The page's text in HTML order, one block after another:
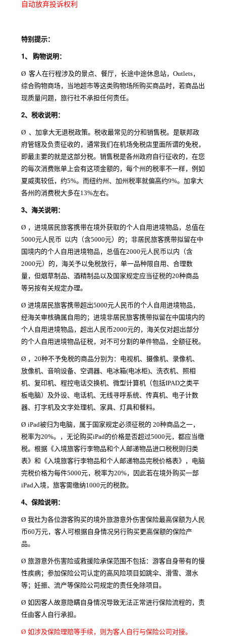
自动放弃投诉权利
特别提示：
1、 购物说明：
Ø 客人在行程涉及的景点、餐厅，长途中途休息站，Outlets，
综合购物商场，当地超市等这类购物场所购买商品时，若商品出
现质量问题，旅行社不承担任何责任。
2、 税收说明：
Ø 、加拿大无退税政策。税收最常见的分和销售税。是联邦政
府管辖及负责征收的，通常我们在机场免税店里面所谓的免税，
即最主要的就是这部分税。销售税是各州政府自行征收的，在您
的每次消费账单上会有这项金额的，每个州的税率不一样，例如
夏威夷较低，约5%。而纽约州、加州税率就偏高约9%。加拿大
各州的消费税大多在13%左右。
3、 海关说明：
Ø ，进境居民旅客携带在境外获取的个人自用进境物品，总值在
5000元人民币 以内（含5000元）的；非居民旅客携带拟留在中
国境内的个人自用进境物品，总值在2000元人民币以内（含
2000元）的，海关予以免税放行，单一品种限自用、合理数
量，但烟草制品、酒精制品以及国家规定应当征税的20种商品
等另按有关规定办理。
Ø 进境居民旅客携带超出5000元人民币的个人自用进境物品，
经海关审核确属自用的；进境非居民旅客携带拟留在中国境内的
个人自用进境物品，超出人民币2000元的，海关仅对超出部分
的个人自用进境物品征税，对不可分割的单件物品，全额征税。
Ø ，20种不予免税的商品分别为：电视机、摄像机、录像机、
放像机、音响设备、空调器、电冰箱(电冰柜)、洗衣机、照相
机、复印机、程控电话交换机、微型计算机（包括IPAD之类平
板电脑）及外设、电话机、无线寻呼系统、传真机、电子计数
器、打字机及文字处理机、家具、灯具和餐料。
Ø iPad被归为电脑，属于国家规定必须征税的 20种商品之一，
税率为20%。，无论购买iPad的价格是否超过5000元，都应当缴
税。根据《入境旅客行李物品和个人邮递物品进口税税则归类
表》和《入境旅客行李物品和个人邮递物品完税价格表》，电脑
完税价格为每件5000元，税率为20%，因此若在境外购买一部
iPad入境，旅客需缴纳1000元的税款。
4、 保险说明：
Ø 我社为各位游客购买的境外旅游意外伤害保险最高保额为人民
币60万元，客人可根据自身情况另行购买更高保额的保险产
品。
Ø 旅游意外伤害险或救援险承保范围不包括：游客自身带有的慢
性疾病；参加保险公司认定的高风险项目如跳伞、滑雪、潜水
等；妊振、流产等保险公司规定的责任免除项目。
Ø 如因客人故意隐瞒自身情况导致无法正常进行保险流程的，责
任由客人自行承担。
Ø 如涉及保险理赔等手续，则为客人自行与保险公司对接。